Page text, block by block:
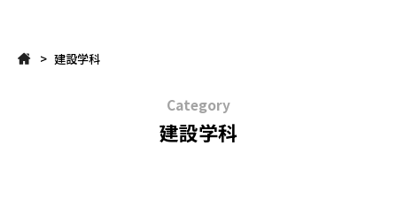
建設学科
Category
建設学科